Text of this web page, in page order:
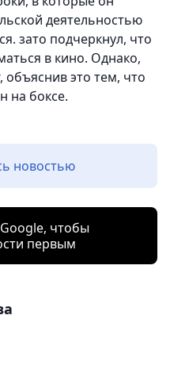
деятельностью
зато подчеркнул, что
в кино. Однако,
объяснив это тем, что
на боксе.
новостью
чтобы
первым